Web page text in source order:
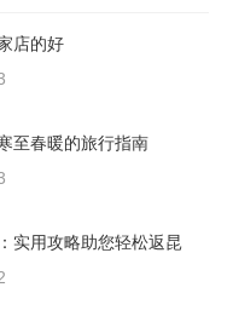
店的好
至春暖的旅行指南
实用攻略助您轻松返昆